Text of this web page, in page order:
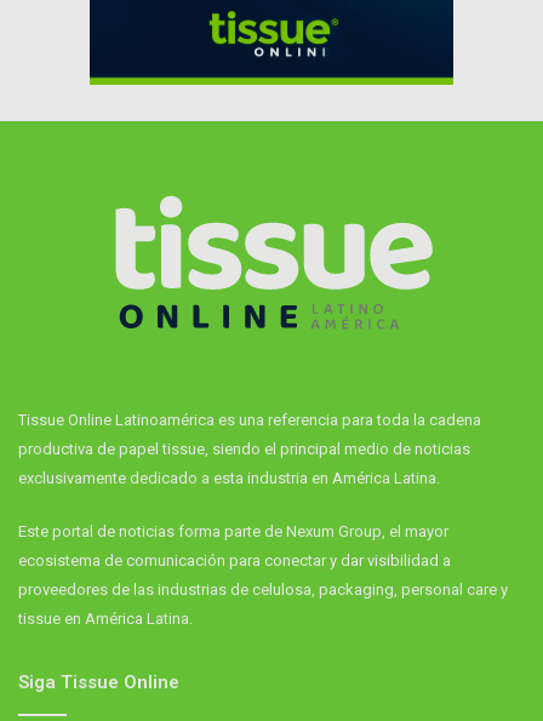
Tissue Online Latinoamérica es una referencia para toda la cadena
productiva de papel tissue, siendo el principal medio de noticias
exclusivamente dedicado a esta industria en América Latina.
Este portal de noticias forma parte de Nexum Group, el mayor
ecosistema de comunicación para conectar y dar visibilidad a
proveedores de las industrias de celulosa, packaging, personal care y
tissue en América Latina.
Siga Tissue Online